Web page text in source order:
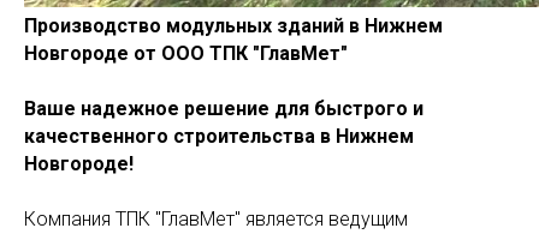
Производство модульных зданий в Нижнем
Новгороде от ООО ТПК "ГлавМет"
Ваше надежное решение для быстрого и
качественного строительства в Нижнем
Новгороде!
Компания ТПК "ГлавМет" является ведущим